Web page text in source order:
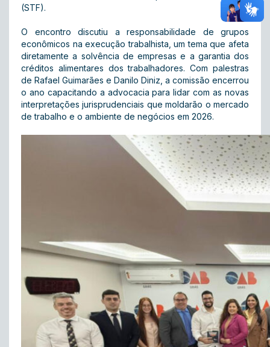
(STF).
O encontro discutiu a responsabilidade de grupos
econômicos na execução trabalhista, um tema que afeta
diretamente a solvência de empresas e a garantia dos
créditos alimentares dos trabalhadores. Com palestras
de Rafael Guimarães e Danilo Diniz, a comissão encerrou
o ano capacitando a advocacia para lidar com as novas
interpretações jurisprudenciais que moldarão o mercado
de trabalho e o ambiente de negócios em 2026.